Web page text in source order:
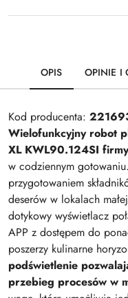
OPIS OPINIE I
Kod producenta:
Wielofunkcyjny robot
XL KWL90.124SI
w codziennym
przygotowaniem
deserów w lokalach
dotykowy wyświetlacz
APP z dostępem do
poszerzy kulinarne
podświetlenie
przebieg procesów w